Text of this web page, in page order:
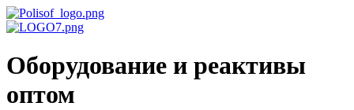
Оборудование и реактивы
оптом